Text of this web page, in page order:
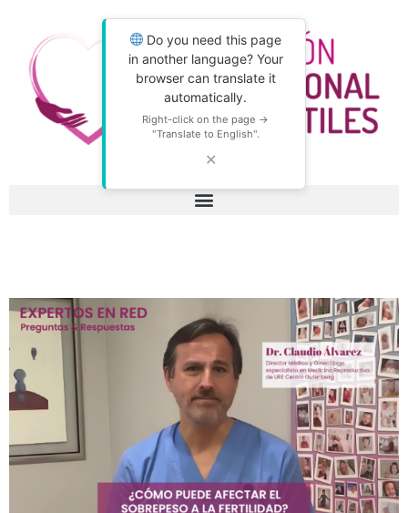
Do you need this page
in another language? Your
browser can translate it
automatically.
Right-click on the page →
"Translate to English".
✕